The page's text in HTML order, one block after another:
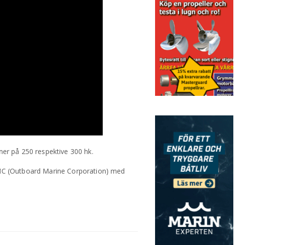
på 250 respektive 300 hk.
(Outboard Marine Corporation) med